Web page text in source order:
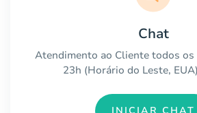
Chat
Atendimento ao Cliente todos os
23h (Horário do Leste,